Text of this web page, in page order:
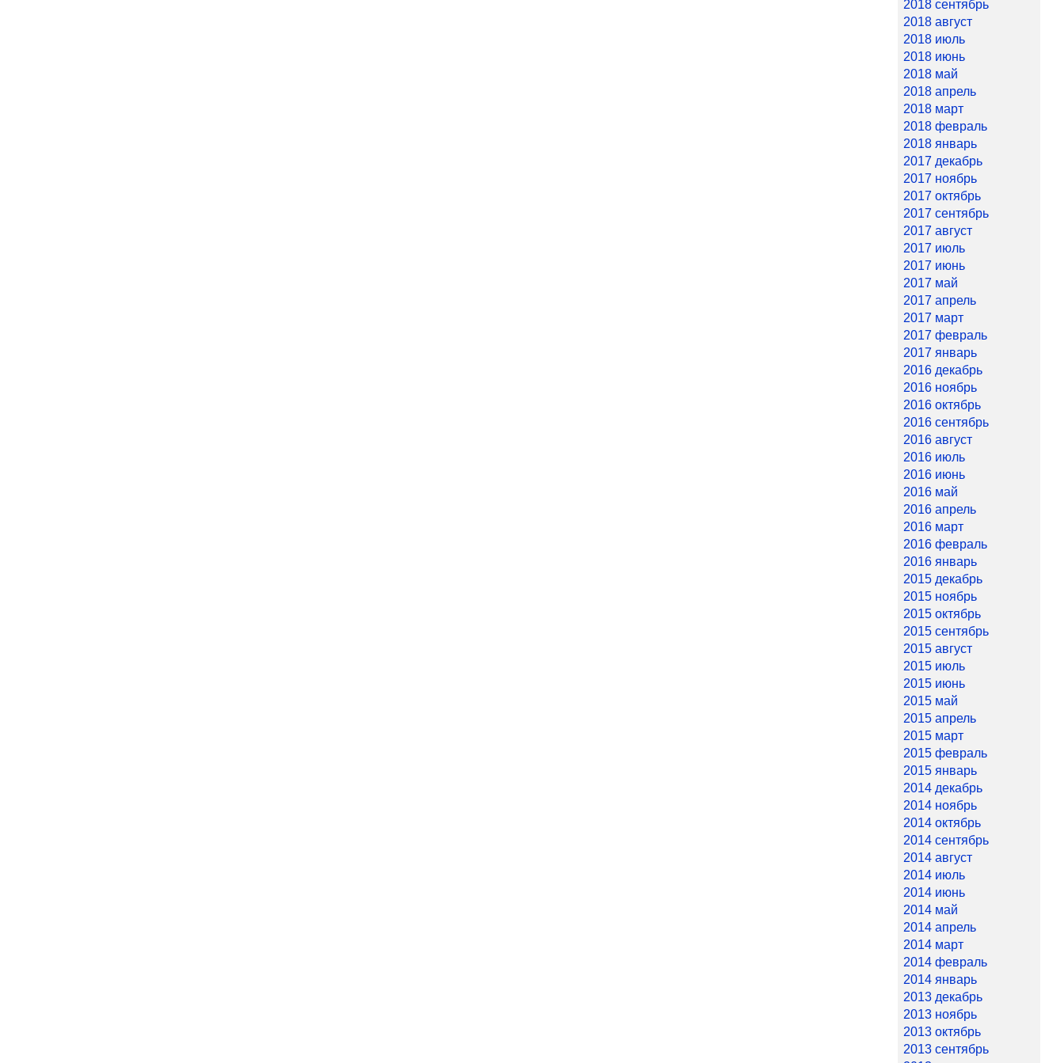
2018 сентябрь
2018 август
2018 июль
2018 июнь
2018 май
2018 апрель
2018 март
2018 февраль
2018 январь
2017 декабрь
2017 ноябрь
2017 октябрь
2017 сентябрь
2017 август
2017 июль
2017 июнь
2017 май
2017 апрель
2017 март
2017 февраль
2017 январь
2016 декабрь
2016 ноябрь
2016 октябрь
2016 сентябрь
2016 август
2016 июль
2016 июнь
2016 май
2016 апрель
2016 март
2016 февраль
2016 январь
2015 декабрь
2015 ноябрь
2015 октябрь
2015 сентябрь
2015 август
2015 июль
2015 июнь
2015 май
2015 апрель
2015 март
2015 февраль
2015 январь
2014 декабрь
2014 ноябрь
2014 октябрь
2014 сентябрь
2014 август
2014 июль
2014 июнь
2014 май
2014 апрель
2014 март
2014 февраль
2014 январь
2013 декабрь
2013 ноябрь
2013 октябрь
2013 сентябрь